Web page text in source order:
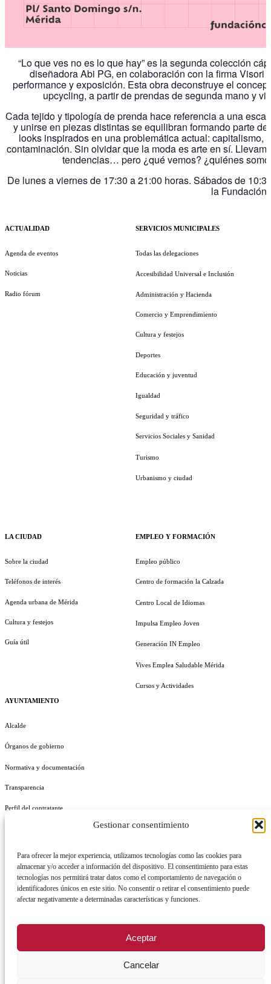
Gestionar consentimiento
Para ofrecer la mejor experiencia, utilizamos tecnologías como las cookies para
almacenar y/o acceder a información del dispositivo. El consentimiento para estas
tecnologías nos permitirá tratar datos como el comportamiento de navegación o
identificadores únicos en este sitio. No consentir o retirar el consentimiento puede
afectar negativamente a determinadas características y funciones.
Aceptar
Cancelar
“Lo que ves no es lo que hay” es la segunda colección
diseñadora Abi PG, en colaboración con la firma
performance y exposición. Esta obra deconstruye el
upcycling, a partir de prendas de segunda mano y
Cada tejido y tipología de prenda hace referencia a una
y unirse en piezas distintas se equilibran formando parte
looks inspirados en una problemática actual:
contaminación. Sin olvidar que la moda es arte en sí.
tendencias… pero ¿qué vemos? ¿quiénes
De lunes a viernes de 17:30 a 21:00 horas. Sábados de
la Fundación
ACTUALIDAD
Agenda de eventos
Noticias
Radio fórum
LA CIUDAD
Sobre la ciudad
Teléfonos de interés
Agenda urbana de Mérida
Cultura y festejos
Guía útil
AYUNTAMIENTO
Alcalde
Órganos de gobierno
Normativa y documentación
Transparencia
Perfil del contratante
SERVICIOS MUNICIPALES
Todas las delegaciones
Accesibilidad Universal e Inclusión
Administración y Hacienda
Comercio y Emprendimiento
Cultura y festejos
Deportes
Educación y juventud
Igualdad
Seguridad y tráfico
Servicios Sociales y Sanidad
Turismo
Urbanismo y ciudad
EMPLEO Y FORMACIÓN
Empleo público
Centro de formación la Calzada
Centro Local de Idiomas
Impulsa Empleo Joven
Generación IN Empleo
Vives Emplea Saludable Mérida
Cursos y Actividades
REGISTRO DE ACTIVIDADES DE TRATAMIENTO